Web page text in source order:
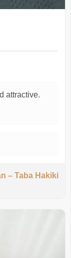
attractive.
– Taba Hakiki